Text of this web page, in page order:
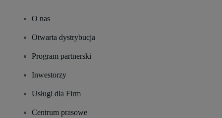
O nas
Otwarta dystrybucja
Program partnerski
Inwestorzy
Usługi dla Firm
Centrum prasowe